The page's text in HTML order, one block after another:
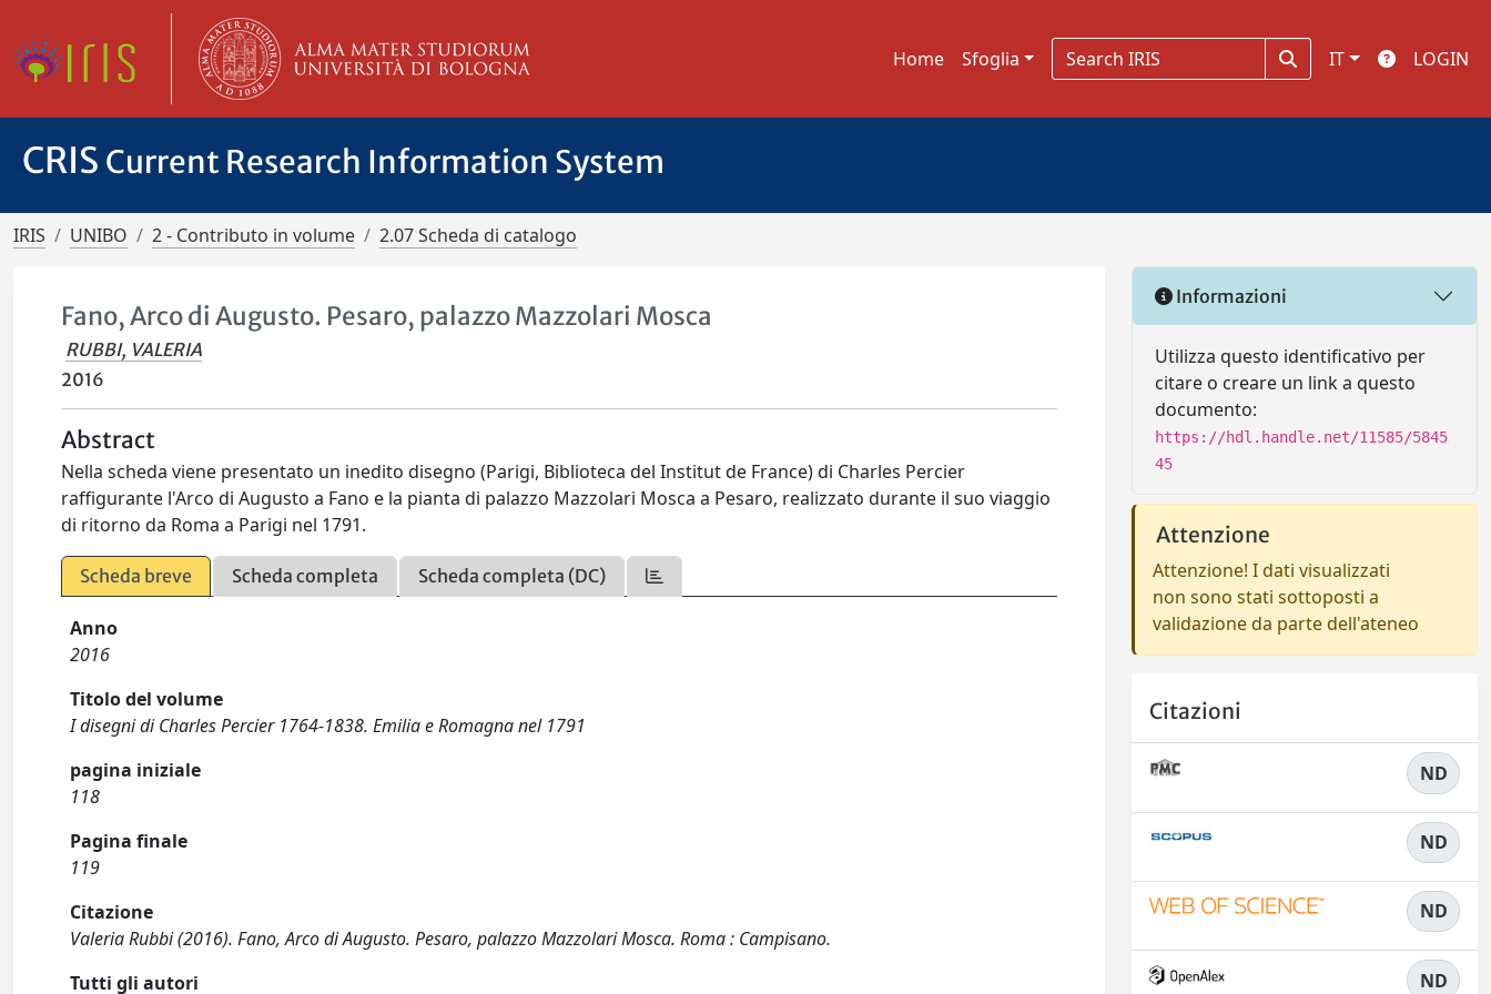
Home Sfoglia IT LOGIN
CRIS Current Research Information System
IRIS UNIBO 2 - Contributo in volume 2.07 Scheda di catalogo
Fano, Arco di Augusto. Pesaro, palazzo Mazzolari Mosca
RUBBI, VALERIA
2016
Abstract
Nella scheda viene presentato un inedito disegno (Parigi, Biblioteca del Institut de France) di Charles Percier
raffigurante l'Arco di Augusto a Fano e la pianta di palazzo Mazzolari Mosca a Pesaro, realizzato durante il suo viaggio
di ritorno da Roma a Parigi nel 1791.
Scheda breve Scheda completa Scheda completa (DC)
Anno
2016
Titolo del volume
I disegni di Charles Percier 1764-1838. Emilia e Romagna nel 1791
pagina iniziale
118
Pagina finale
119
Citazione
Valeria Rubbi (2016). Fano, Arco di Augusto. Pesaro, palazzo Mazzolari Mosca. Roma : Campisano.
Tutti gli autori
Informazioni
Utilizza questo identificativo per
citare o creare un link a questo
documento:
https://hdl.handle.net/11585/5845
45
Attenzione
Attenzione! I dati visualizzati
non sono stati sottoposti a
validazione da parte dell'ateneo
Citazioni
ND
ND
ND
ND